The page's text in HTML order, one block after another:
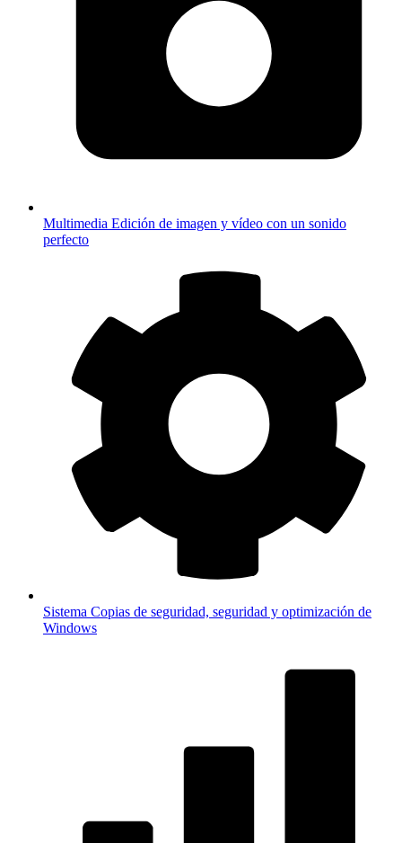
Multimedia Edición de imagen y vídeo con un sonido
perfecto
Sistema Copias de seguridad, seguridad y optimización de
Windows